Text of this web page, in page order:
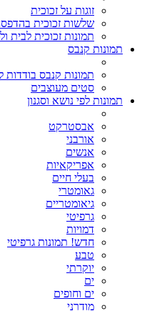
זוגות על זכוכית
שלשות זכוכית
תמונות זכוכית לבית
תמונות קנבס
תמונות קנבס
סטים מעוצבים
תמונות לפי נושא וסגנון
אבסטרקט
אורבני
אנשים
אפריקאיות
בעלי חיים
גאומטרי
גיאומטריים
גרפיטי
דמויות
חדש! תמונות גרפיטי
טבע
יוקרתי
ים
ים וחופים
מודרני